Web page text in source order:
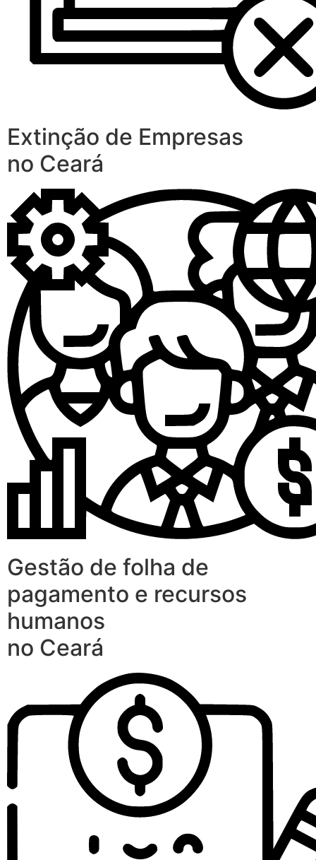
Extinção de Empresas
no Ceará
Gestão de folha de
pagamento e recursos
humanos
no Ceará